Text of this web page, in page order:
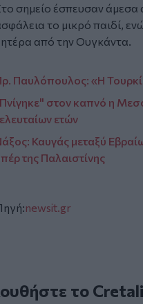
σημείο έσπευσαν άμεσα
το μικρό παιδί,
από την Ουγκάντα.
Παυλόπουλος: «Η
στον καπνό η
ετών
Καυγάς μεταξύ
της Παλαιστίνης
newsit.gr
το